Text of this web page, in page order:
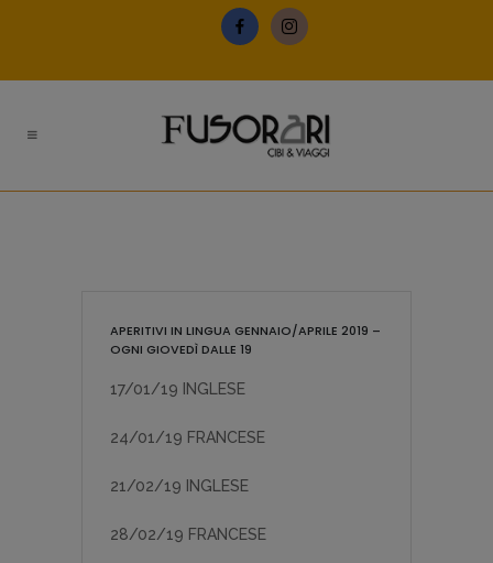
APERITIVI IN LINGUA GENNAIO/APRILE 2019 –
OGNI GIOVEDÌ DALLE 19
17/01/19 INGLESE
24/01/19 FRANCESE
21/02/19 INGLESE
28/02/19 FRANCESE